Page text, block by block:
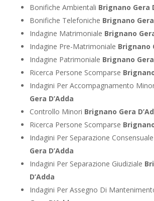
Bonifiche Ambientali Brignano Gera
Bonifiche Telefoniche Brignano Gera
Indagine Matrimoniale Brignano
Indagine Pre-Matrimoniale Brignano
Indagine Patrimoniale Brignano Gera
Ricerca Persone Scomparse
Indagini Per Accompagnamento
Gera D’Adda
Controllo Minori Brignano Gera
Ricerca Persone Scomparse
Indagini Per Separazione Consensuale
Gera D’Adda
Indagini Per Separazione Giudiziale
D’Adda
Indagini Per Assegno Di